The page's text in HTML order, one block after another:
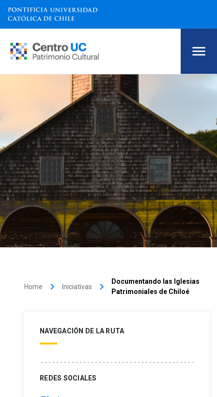
Home keyboard_arrow_right Iniciativas keyboard_arrow_right
Documentando las Iglesias
Patrimoniales de Chiloé
NAVEGACIÓN DE LA RUTA
REDES SOCIALES